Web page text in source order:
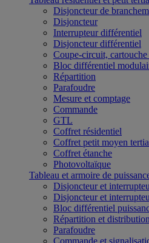
Disjoncteur de
Disjoncteur
Interrupteur différentiel
Disjoncteur différentiel
Coupe-circuit,
Bloc différentiel
Répartition
Parafoudre
Mesure et comptage
Commande
GTL
Coffret résidentiel
Coffret petit moyen
Coffret étanche
Photovoltaïque
Tableau et armoire de
Disjoncteur et
Disjoncteur et
Bloc différentiel
Répartition et distribution
Parafoudre
Commande et